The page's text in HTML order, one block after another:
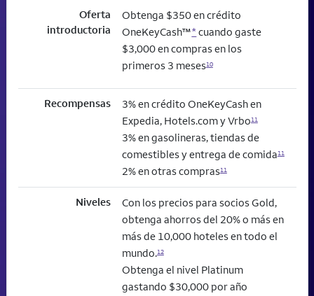
Oferta
introductoria
Obtenga $350 en crédito
OneKeyCash™* cuando gaste
$3,000 en compras en los
primeros 3 meses10
Recompensas
3% en crédito OneKeyCash en
Expedia, Hotels.com y Vrbo11
3% en gasolineras, tiendas de
comestibles y entrega de comida11
2% en otras compras11
Niveles
Con los precios para socios Gold,
obtenga ahorros del 20% o más en
más de 10,000 hoteles en todo el
mundo.12
Obtenga el nivel Platinum
gastando $30,000 por año